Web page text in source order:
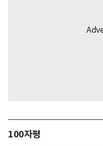
100자평